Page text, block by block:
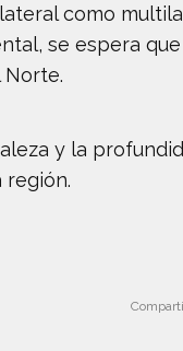
como
se espera
y la
región.